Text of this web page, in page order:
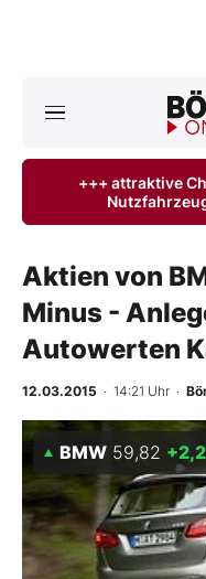
ktuelle
Anlageprodukte
Finanz-Check
BO-Musterdepots
Experten
Mein B:O
+++ attraktive
Aktien von
Minus -
Autowerten
12.03.2015 · 14:21 Uhr ·
BMW 59,82